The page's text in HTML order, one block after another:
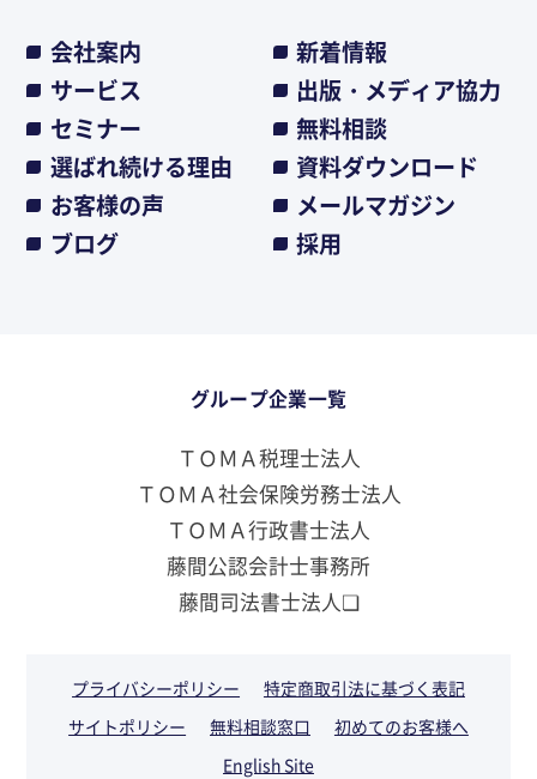
会社案内
新着情報
サービス
出版・メディア協力
セミナー
無料相談
選ばれ続ける理由
資料ダウンロード
お客様の声
メールマガジン
ブログ
採用
グループ企業一覧
ＴＯＭＡ税理士法人
ＴＯＭＡ社会保険労務士法人
ＴＯＭＡ行政書士法人
藤間公認会計士事務所
藤間司法書士法人❏
プライバシーポリシー
特定商取引法に基づく表記
サイトポリシー
無料相談窓口
初めてのお客様へ
English Site